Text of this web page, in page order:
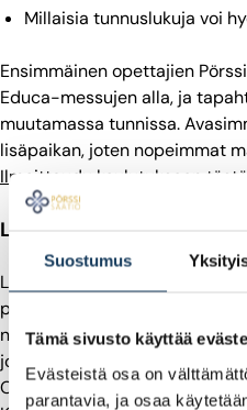
Suostumus
Tämä sivusto käyttää
Evästeistä osa on
parantavia, ja osaa
Millaisia tunnuslukuja voi
Ensimmäinen opettajien
Educa-messujen alla, ja
muutamassa tunnissa.
lisäpaikan, joten nopeimmat
Ilmoittaudu koulutukseen tästä
Lisää tietoa uutiskirjeessä
Lisää koulutuksia on
paikkasi tulevissa
niin kuulet Pörssissäätiön
joukossa.
Olemme perjantaina ja